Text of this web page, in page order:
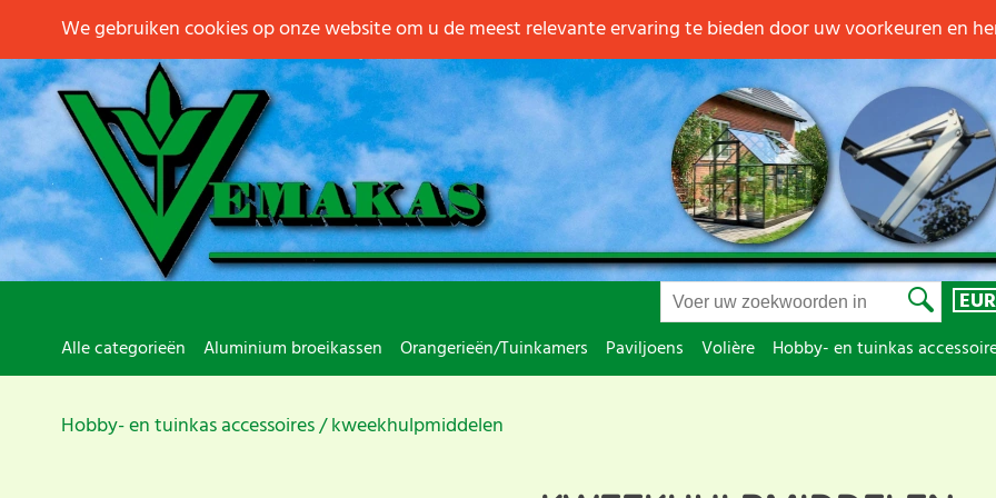
EUR
Alle categorieën Aluminium broeikassen Orangerieën/Tuinkamers Paviljoens Volière Hobby- en tuinkas
Hobby- en tuinkas accessoires kweekhulpmiddelen
We gebruiken cookies op onze website om u de meest relevante ervaring te bieden door uw voorkeuren en